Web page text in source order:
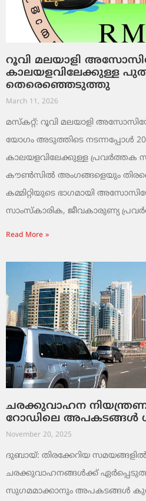
റൂവി മലയാളി
കാലയളവിലേക്കുള്ള
തെരെഞ്ഞെടുത്തു
March 11, 2026
മസ്കറ്റ്: റൂവി മലയാളി
യോഗം അടുത്തിടെ നടന്നപ്പോൾ
കാലയളവിലേക്കുള്ള പ്രവർത്തക
കൗൺസിൽ അംഗങ്ങളെയും
കമ്മിറ്റിയുടെ ഭാഗമായി
സാംസ്‌കാരിക, ജീവകാരുണ്യ
Read More »
ചരക്കുവാഹന
റോഡിലെ അപകടങ്ങൾ
November 20, 2025
ദുബായ്: തിരക്കേറിയ
ചരക്കുവാഹനങ്ങൾക്ക്
സുഗമമാക്കാനും അപകടങ്ങൾ